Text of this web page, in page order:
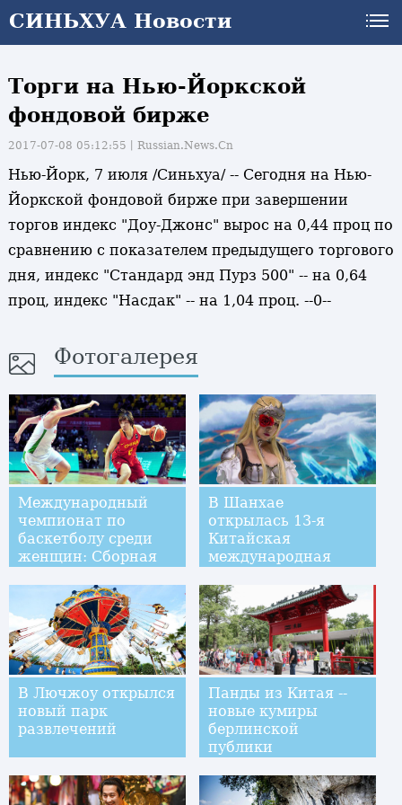
СИНЬХУА Новости
Торги на Нью-Йоркской
фондовой бирже
2017-07-08 05:12:55丨 Russian.News.Cn
Нью-Йорк, 7 июля /Синьхуа/ -- Сегодня на Нью-
Йоркской фондовой бирже при завершении
торгов индекс "Доу-Джонс" вырос на 0,44 проц по
сравнению с показателем предыдущего торгового
дня, индекс "Стандард энд Пурз 500" -- на 0,64
проц, индекс "Насдак" -- на 1,04 проц. --0--
Фотогалерея
Международный
чемпионат по
баскетболу среди
женщин: Сборная
команды Беларуси
В Шанхае
открылась 13-я
Китайская
международная
анимационной и
игровой продукции
В Лючжоу открылся
новый парк
развлечений
Панды из Китая --
новые кумиры
берлинской
публики